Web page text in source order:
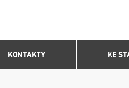
KONTAKTY KE